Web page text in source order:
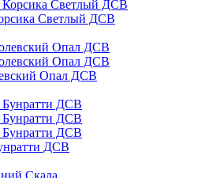
Светлый ДСВ
Опал ДСВ
ДСВ